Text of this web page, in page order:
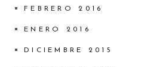
FEBRERO 2016
ENERO 2016
DICIEMBRE 2015